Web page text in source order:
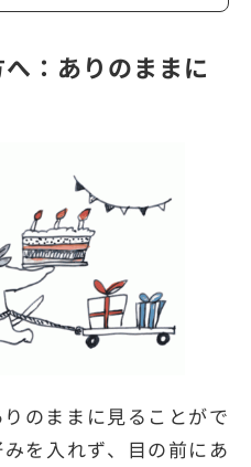
：ありのままに
のままに見ることがで
を入れず、目の前にあ